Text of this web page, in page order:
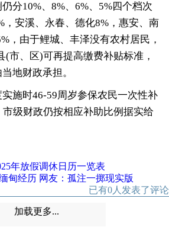
分10%、8%、6%、5%四个档次
，安溪、永春、德化8%，惠安、南
，由于鲤城、丰泽没有农村居民，
(市、区)可再提高缴费补贴标准，
地财政承担。
时46-59周岁参保农民一次性补
级财政仍按相应补助比例据实给
年放假调休日历一览表
甸经历 网友：孤注一掷现实版
已有0 人发表了评论
加载更多...